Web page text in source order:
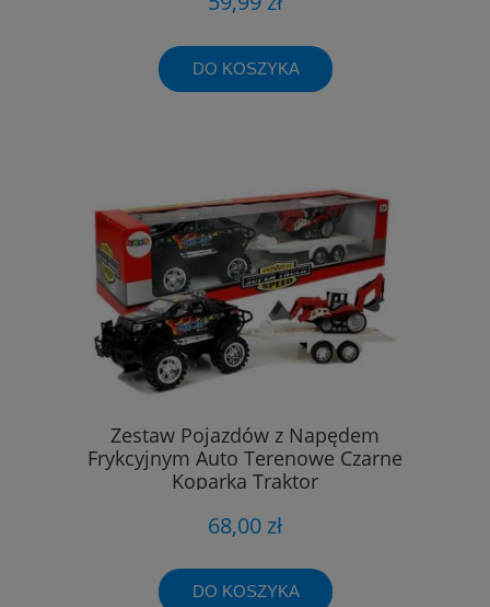
DO KOSZYKA
Zestaw Pojazdów z Napędem
Frykcyjnym Auto Terenowe Czarne
Koparka Traktor
68,00 zł
DO KOSZYKA